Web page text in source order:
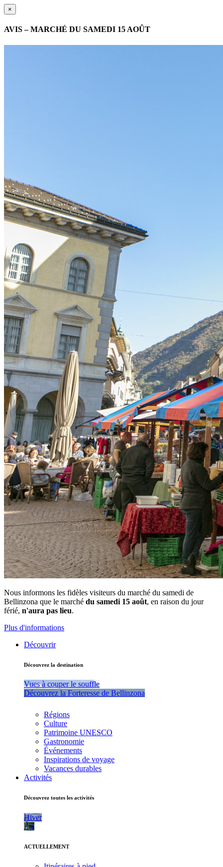
×
AVIS – MARCHÉ DU SAMEDI 15 AOÛT
Nous informons les fidèles visiteurs du marché du samedi de
Bellinzona que le marché du samedi 15 août, en raison du jour
férié, n'aura pas lieu.
Plus d'informations
Découvrir
Découvrez la destination
Vues à couper le souffle
Découvrez la Forteresse de Bellinzona
Régions
Culture
Patrimoine UNESCO
Gastronomie
Événements
Inspirations de voyage
Vacances durables
Activités
Découvrez toutes les activités
Hiver
Été
ACTUELLEMENT